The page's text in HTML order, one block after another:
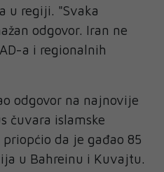
u regiji. "Svaka
odgovor. Iran ne
a i regionalnih
odgovor na najnovije
čuvara islamske
da je gađao 85
u Bahreinu i Kuvajtu.